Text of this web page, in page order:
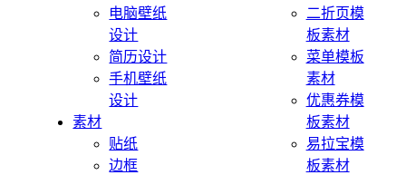
电脑壁纸
设计
简历设计
手机壁纸
设计
素材
贴纸
边框
二折页模
板素材
菜单模板
素材
优惠券模
板素材
易拉宝模
板素材